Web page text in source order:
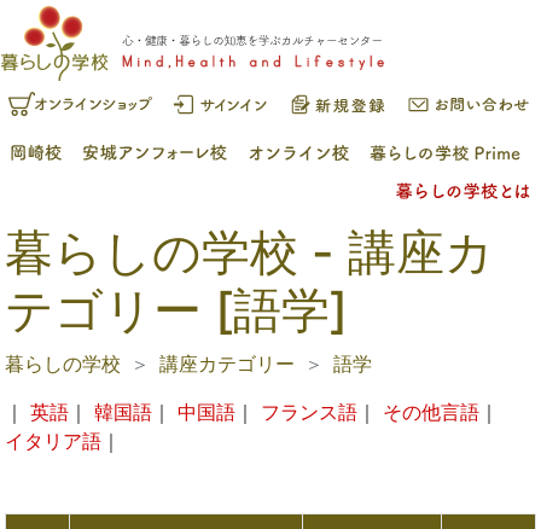
暮らしの学校 - 講座カ
テゴリー [語学]
暮らしの学校 講座カテゴリー
語学
｜ 英語 ｜ 韓国語 ｜ 中国語 ｜ フランス語 ｜ その他言語 ｜
イタリア語 ｜